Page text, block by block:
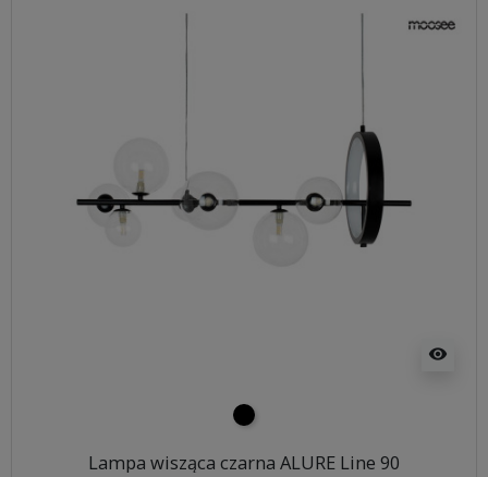
visibility
czarny
Lampa wisząca czarna ALURE Line 90